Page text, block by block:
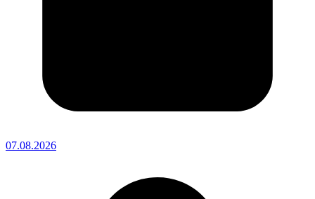
07.08.2026